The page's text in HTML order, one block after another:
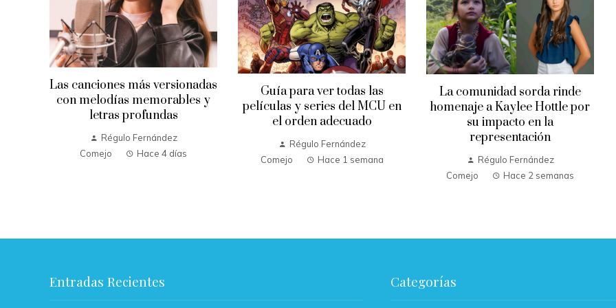
Guía para ver todas las
películas y series del MCU en
el orden adecuado
Régulo Fernández
Comejo
Hace 1 semana
La comunidad sorda rinde
homenaje a Kaylee Hottle por
su impacto en la
representación
Régulo Fernández
Harry Styles cancela show en
Brasil por problema de salud
durante gira internacional
Régulo Fernández
Entradas Recientes Categorías